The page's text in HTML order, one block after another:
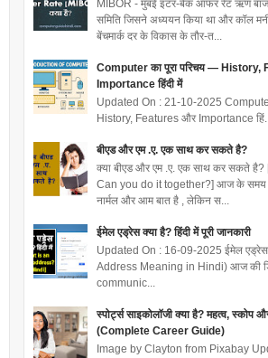
MIBOR - मुंबई इंटर-बैंक ऑफर रेट ऋण
समिति जिसने अध्ययन किया था और कॉल
बेंचमार्क दर के विकास के तौर-त...
Computer का पूरा परिचय —
Importance हिंदी में
Updated On : 21-10-2025
History, Features और Importance
बीएड और एम .ए. एक साथ कर सकते है?
क्या बीएड और एम .ए. एक साथ कर सकते
Can you do it together?] आज के समय
नार्मल और आम बात है , लेकिन स...
ईमेल एड्रेस क्या है? हिंदी में पूरी जानकारी
Updated On : 16-09-2025 ईमेल एड्रेस
Address Meaning in Hindi) आज की
communic...
स्पोर्ट्स साइकोलॉजी क्या है? महत्व, स्कोप
(Complete Career Guide)
Image by Clayton from Pixabay